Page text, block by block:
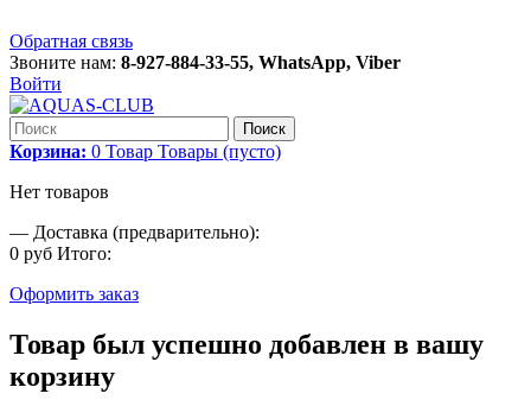
Обратная связь
Звоните нам: 8-927-884-33-55, WhatsApp, Viber
Войти
Поиск
Корзина: 0 Товар Товары (пусто)
Нет товаров
— Доставка (предварительно):
0 руб Итого:
Оформить заказ
Товар был успешно добавлен в вашу
корзину